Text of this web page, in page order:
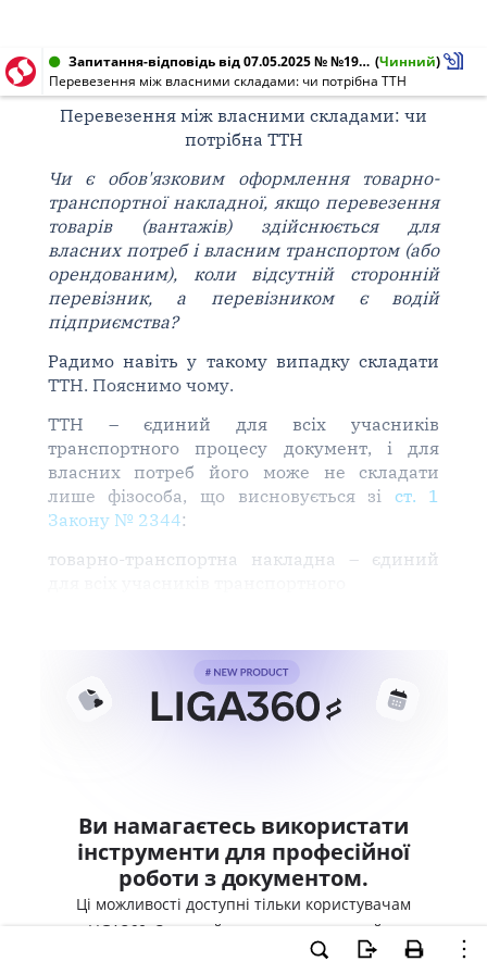
Запитання-відповідь від 07.05.2025 № №19-20 (Чинний)
Перевезення між власними складами: чи потрібна ТТН
Перевезення між власними складами: чи
потрібна ТТН
Чи є обов'язковим оформлення товарно-
транспортної накладної, якщо перевезення
товарів (вантажів) здійснюється для
власних потреб і власним транспортом (або
орендованим), коли відсутній сторонній
перевізник, а перевізником є водій
підприємства?
Радимо навіть у такому випадку складати
ТТН. Пояснимо чому.
ТТН – єдиний для всіх учасників
транспортного процесу документ, і для
власних потреб його може не складати
лише фізособа, що висновується зі ст. 1
Закону № 2344:
товарно-транспортна накладна – єдиний
Ви намагаєтесь використати
інструменти для професійної
роботи з документом.
Ці можливості доступні тільки користувачам
LIGA360. Залишайте заявку та отримайте
доступ для професійної роботи прямо зараз.